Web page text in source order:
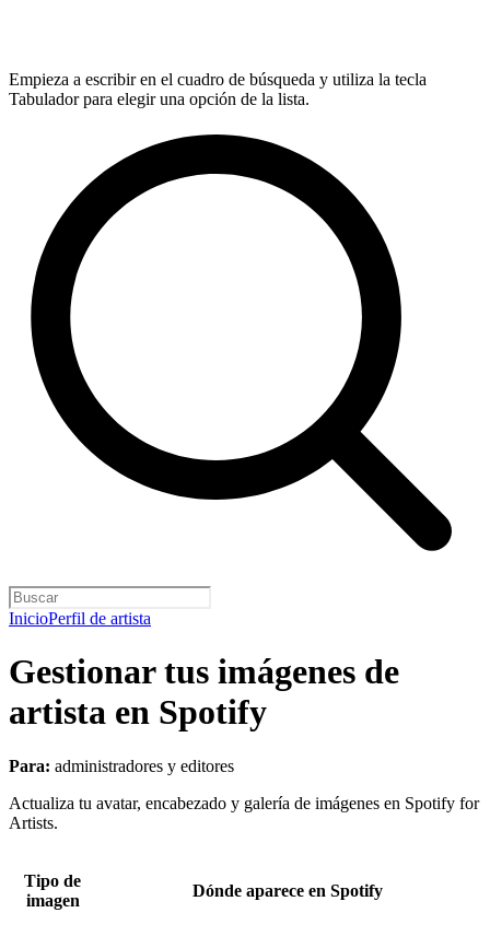
Empieza a escribir en el cuadro de búsqueda y utiliza la tecla
Tabulador para elegir una opción de la lista.
InicioPerfil de artista
Gestionar tus imágenes de
artista en Spotify
Para: administradores y editores
Actualiza tu avatar, encabezado y galería de imágenes en Spotify for
Artists.
Tipo de
imagen
Dónde aparece en Spotify